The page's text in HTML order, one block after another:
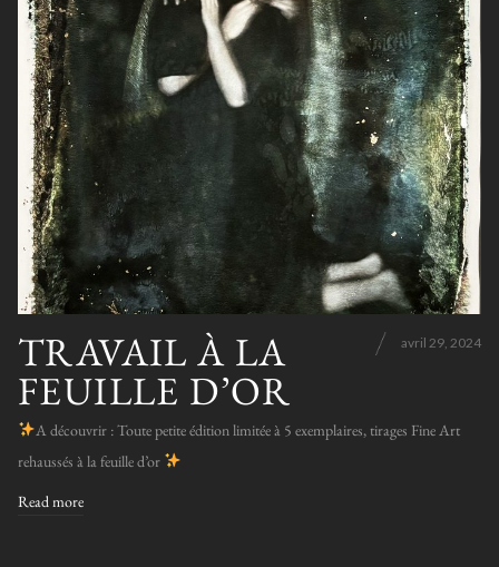
TRAVAIL À LA
FEUILLE D’OR
avril 29, 2024
A découvrir : Toute petite édition limitée à 5 exemplaires, tirages Fine Art
rehaussés à la feuille d’or
Read more